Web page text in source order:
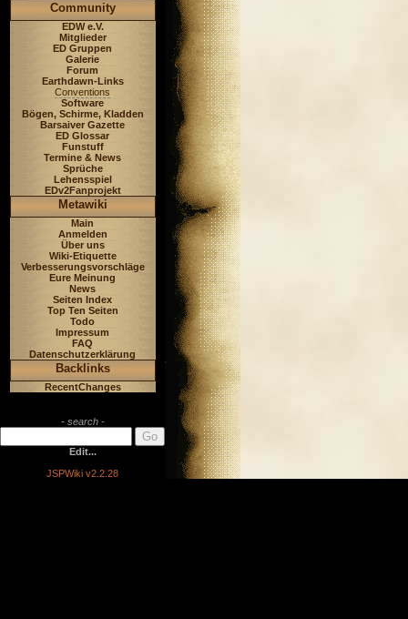
Community
EDW e.V.
Mitglieder
ED Gruppen
Galerie
Forum
Earthdawn-Links
Conventions
Software
Bögen, Schirme, Kladden
Barsaiver Gazette
ED Glossar
Funstuff
Termine & News
Sprüche
Lehensspiel
EDv2Fanprojekt
Metawiki
Main
Anmelden
Über uns
Wiki-Etiquette
Verbesserungsvorschläge
Eure Meinung
News
Seiten Index
Top Ten Seiten
Todo
Impressum
FAQ
Datenschutzerklärung
Backlinks
RecentChanges
- search -
Edit...
JSPWiki v2.2.28